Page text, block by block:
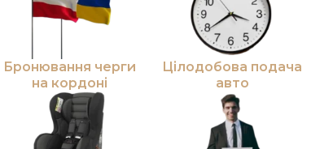
Бронювання черги
на кордоні
Цілодобова подача
авто